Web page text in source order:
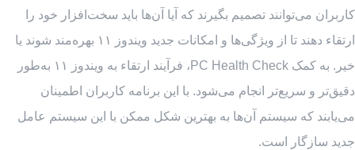
کاربران می‌توانند تصمیم بگیرند که آیا آن‌ها باید سخت‌افزار خود را
ارتقاء دهند تا از ویژگی‌ها و امکانات جدید ویندوز ۱۱ بهره‌مند شوند یا
خیر. به کمک PC Health Check، فرآیند ارتقاء به ویندوز ۱۱ به‌طور
دقیق‌تر و سریع‌تر انجام می‌شود. با این برنامه کاربران اطمینان
می‌یابند که سیستم آن‌ها به بهترین شکل ممکن با این سیستم عامل
جدید سازگار است.